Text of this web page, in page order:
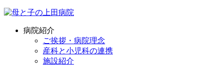
病院紹介
ご挨拶・病院理念
産科と小児科の連携
施設紹介